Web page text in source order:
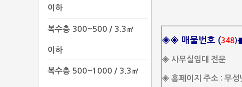
이하
복수층 300~500 / 3.3㎡
이하
복수층 500~1000 / 3.3㎡
◈◈ 매물번호 (348)
◈ 사무실임대 전문
◈ 홈페이지 주소 : 무